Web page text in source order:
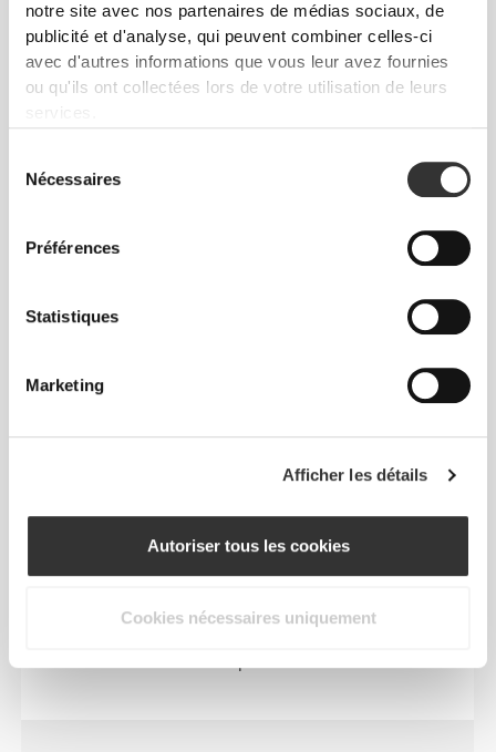
notre site avec nos partenaires de médias sociaux, de
publicité et d'analyse, qui peuvent combiner celles-ci
avec d'autres informations que vous leur avez fournies
ou qu'ils ont collectées lors de votre utilisation de leurs
services.
Nécessaires
Préférences
Statistiques
Marketing
Afficher les détails
Autoriser tous les cookies
Cookies nécessaires uniquement
PLUS QUECE QUE L'ON
VOIT
t'aide à rester au sec et confortable.
TECHNOLOGIE
REVOKNIT
un effet seconde peau, très performants et offrant
plus d'élasticité, de soutien et de confort.